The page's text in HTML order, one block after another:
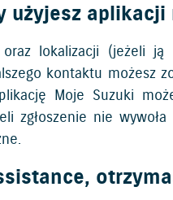
aplikacji
lokalizacji (jeżeli ją
kontaktu możesz
Moje Suzuki
zgłoszenie nie